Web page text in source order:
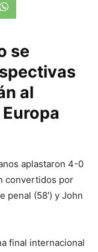
se
al
aplastaron 4-0
convertidos por
penal (58′) y John
final internacional